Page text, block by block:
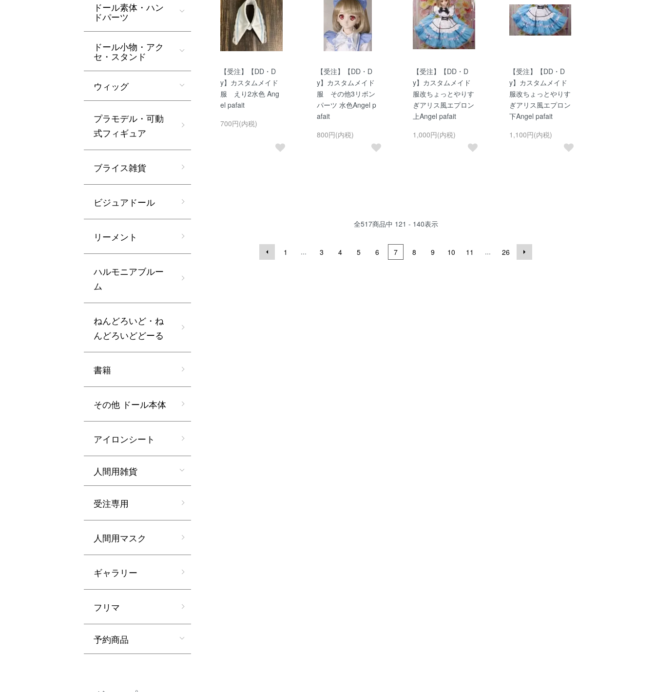
【受注】【DD・D
y】カスタムメイド
服 えり2水色 Ang
el pafait
700円(内税)
【受注】【DD・D
y】カスタムメイド
服 その他3リボン
パーツ 水色Angel p
afait
800円(内税)
【受注】【DD・D
y】カスタムメイド
服改ちょっとやりす
ぎアリス風エプロン
上Angel pafait
1,000円(内税)
【受注】【DD・D
y】カスタムメイド
服改ちょっとやりす
ぎアリス風エプロン
下Angel pafait
1,100円(内税)
全517商品中 121 - 140表示
1 ... 3 4 5 6 7 8 9 10 11 ... 26
ドール素体・ハン
ドパーツ
ドール小物・アク
セ・スタンド
ウィッグ
プラモデル・可動
式フィギュア
ブライス雑貨
ビジュアドール
リーメント
ハルモニアブルー
ム
ねんどろいど・ね
んどろいどどーる
書籍
その他 ドール本体
アイロンシート
人間用雑貨
受注専用
人間用マスク
ギャラリー
フリマ
予約商品